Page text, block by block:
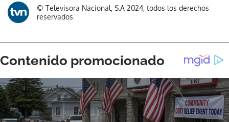
© Televisora Nacional, S.A 2024, todos los derechos
reservados